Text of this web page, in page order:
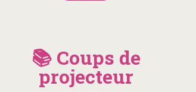
📚 Coups de
projecteur